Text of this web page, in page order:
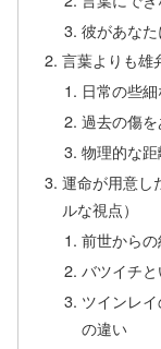
彼があな
言葉よりも雄
日常の些
過去の傷を
物理的な距
運命が用意し
ルな視点）
前世から
バツイチ
ツインレ
の違い